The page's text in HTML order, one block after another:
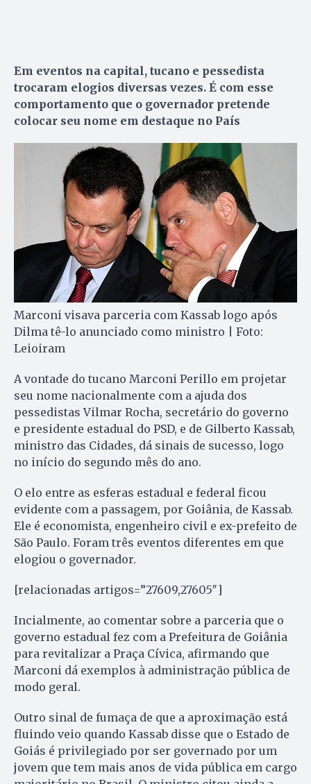
Em eventos na capital, tucano e pessedista
trocaram elogios diversas vezes. É com esse
comportamento que o governador pretende
colocar seu nome em destaque no País
Marconi visava parceria com Kassab logo após
Dilma tê-lo anunciado como ministro | Foto:
Leioiram
A vontade do tucano Marconi Perillo em projetar
seu nome nacionalmente com a ajuda dos
pessedistas Vilmar Rocha, secretário do governo
e presidente estadual do PSD, e de Gilberto Kassab,
ministro das Cidades, dá sinais de sucesso, logo
no início do segundo mês do ano.
O elo entre as esferas estadual e federal ficou
evidente com a passagem, por Goiânia, de Kassab.
Ele é economista, engenheiro civil e ex-prefeito de
São Paulo. Foram três eventos diferentes em que
elogiou o governador.
[relacionadas artigos=”27609,27605″]
Incialmente, ao comentar sobre a parceria que o
governo estadual fez com a Prefeitura de Goiânia
para revitalizar a Praça Cívica, afirmando que
Marconi dá exemplos à administração pública de
modo geral.
Outro sinal de fumaça de que a aproximação está
fluindo veio quando Kassab disse que o Estado de
Goiás é privilegiado por ser governado por um
jovem que tem mais anos de vida pública em cargo